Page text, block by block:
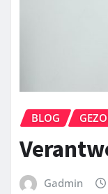
BLOG
Gadmin